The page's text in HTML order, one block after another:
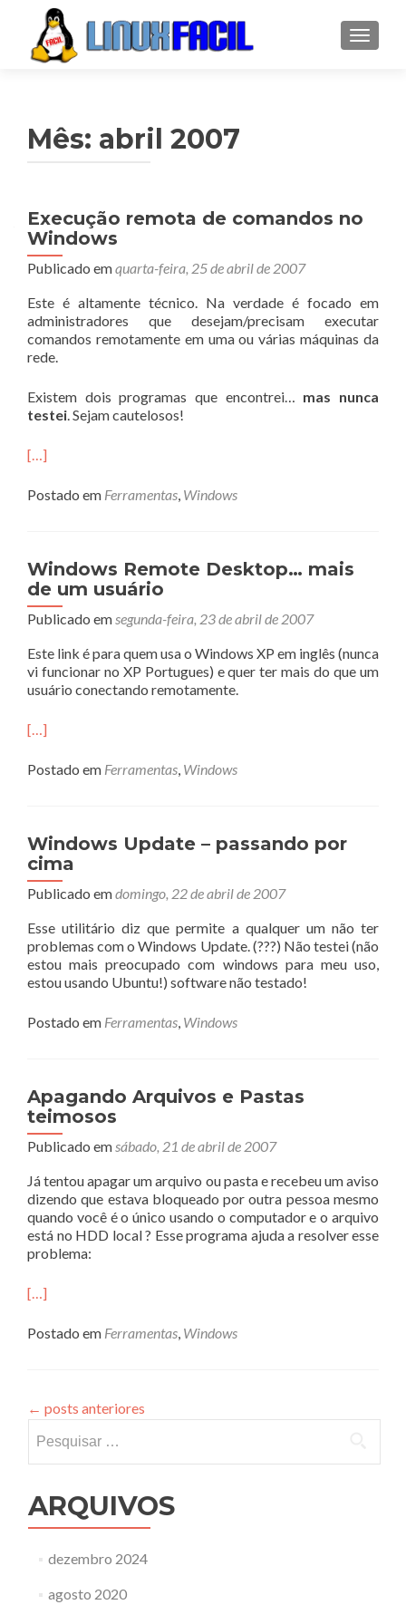
Mês: abril 2007
Execução remota de comandos no
Windows
Publicado emquarta-feira, 25 de abril de 2007
Este é altamente técnico. Na verdade é focado em
administradores que desejam/precisam executar
comandos remotamente em uma ou várias máquinas da
rede.
Existem dois programas que encontrei… mas nunca
testei. Sejam cautelosos!
[…]
Postado em Ferramentas, Windows
Windows Remote Desktop… mais
de um usuário
Publicado emsegunda-feira, 23 de abril de 2007
Este link é para quem usa o Windows XP em inglês (nunca
vi funcionar no XP Portugues) e quer ter mais do que um
usuário conectando remotamente.
[…]
Postado em Ferramentas, Windows
Windows Update – passando por
cima
Publicado emdomingo, 22 de abril de 2007
Esse utilitário diz que permite a qualquer um não ter
problemas com o Windows Update. (???) Não testei (não
estou mais preocupado com windows para meu uso,
estou usando Ubuntu!) software não testado!
Postado em Ferramentas, Windows
Apagando Arquivos e Pastas
teimosos
Publicado emsábado, 21 de abril de 2007
Já tentou apagar um arquivo ou pasta e recebeu um aviso
dizendo que estava bloqueado por outra pessoa mesmo
quando você é o único usando o computador e o arquivo
está no HDD local ? Esse programa ajuda a resolver esse
problema:
[…]
Postado em Ferramentas, Windows
Navegação
por
← posts anteriores
por:
ARQUIVOS
dezembro 2024
agosto 2020